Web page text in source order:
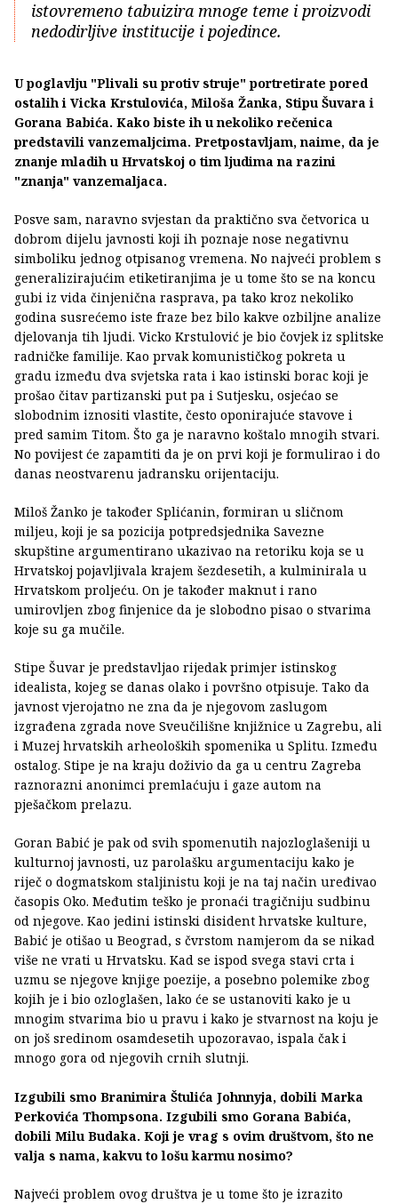
istovremeno tabuizira mnoge teme i proizvodi
nedodirljive institucije i pojedince.
U poglavlju "Plivali su protiv struje" portretirate pored
ostalih i Vicka Krstulovića, Miloša Žanka, Stipu Šuvara i
Gorana Babića. Kako biste ih u nekoliko rečenica
predstavili vanzemaljcima. Pretpostavljam, naime, da je
znanje mladih u Hrvatskoj o tim ljudima na razini
"znanja" vanzemaljaca.
Posve sam, naravno svjestan da praktično sva četvorica u
dobrom dijelu javnosti koji ih poznaje nose negativnu
simboliku jednog otpisanog vremena. No najveći problem s
generalizirajućim etiketiranjima je u tome što se na koncu
gubi iz vida činjenična rasprava, pa tako kroz nekoliko
godina susrećemo iste fraze bez bilo kakve ozbiljne analize
djelovanja tih ljudi. Vicko Krstulović je bio čovjek iz splitske
radničke familije. Kao prvak komunističkog pokreta u
gradu između dva svjetska rata i kao istinski borac koji je
prošao čitav partizanski put pa i Sutjesku, osjećao se
slobodnim iznositi vlastite, često oponirajuće stavove i
pred samim Titom. Što ga je naravno koštalo mnogih stvari.
No povijest će zapamtiti da je on prvi koji je formulirao i do
danas neostvarenu jadransku orijentaciju.
Miloš Žanko je također Splićanin, formiran u sličnom
miljeu, koji je sa pozicija potpredsjednika Savezne
skupštine argumentirano ukazivao na retoriku koja se u
Hrvatskoj pojavljivala krajem šezdesetih, a kulminirala u
Hrvatskom proljeću. On je također maknut i rano
umirovljen zbog finjenice da je slobodno pisao o stvarima
koje su ga mučile.
Stipe Šuvar je predstavljao rijedak primjer istinskog
idealista, kojeg se danas olako i površno otpisuje. Tako da
javnost vjerojatno ne zna da je njegovom zaslugom
izgrađena zgrada nove Sveučilišne knjižnice u Zagrebu, ali
i Muzej hrvatskih arheoloških spomenika u Splitu. Između
ostalog. Stipe je na kraju doživio da ga u centru Zagreba
raznorazni anonimci premlaćuju i gaze autom na
pješačkom prelazu.
Goran Babić je pak od svih spomenutih najozloglašeniji u
kulturnoj javnosti, uz parolašku argumentaciju kako je
riječ o dogmatskom staljinistu koji je na taj način uređivao
časopis Oko. Međutim teško je pronaći tragičniju sudbinu
od njegove. Kao jedini istinski disident hrvatske kulture,
Babić je otišao u Beograd, s čvrstom namjerom da se nikad
više ne vrati u Hrvatsku. Kad se ispod svega stavi crta i
uzmu se njegove knjige poezije, a posebno polemike zbog
kojih je i bio ozloglašen, lako će se ustanoviti kako je u
mnogim stvarima bio u pravu i kako je stvarnost na koju je
on još sredinom osamdesetih upozoravao, ispala čak i
mnogo gora od njegovih crnih slutnji.
Izgubili smo Branimira Štulića Johnnyja, dobili Marka
Perkovića Thompsona. Izgubili smo Gorana Babića,
dobili Milu Budaka. Koji je vrag s ovim društvom, što ne
valja s nama, kakvu to lošu karmu nosimo?
Najveći problem ovog društva je u tome što je izrazito